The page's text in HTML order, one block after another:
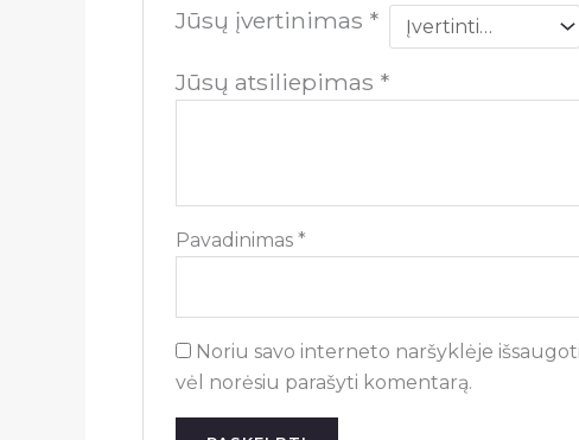
Jūsų įvertinimas *
Jūsų atsiliepimas *
Pavadinimas *
Noriu savo interneto naršyklėje
vėl norėsiu parašyti komentarą.